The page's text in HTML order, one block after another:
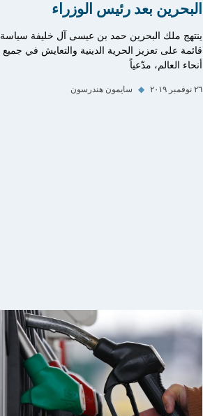
البحرين بعد رئيس الوزراء
ينتهج ملك البحرين حمد بن عيسى آل خليفة سياسة
قائمة على تعزيز الحرية الدينية والتعايش في جميع
أنحاء العالم، مدّعياً
٢٦ نوفمبر ٢٠١٩ ◆ سايمون هندرسون